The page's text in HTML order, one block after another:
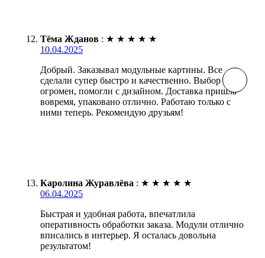
Тёма Жданов : ★ ★ ★ ★ ★
10.04.2025
Добрый. Заказывал модульные картины. Все
сделали супер быстро и качественно. Выбор был
огромен, помогли с дизайном. Доставка пришла
вовремя, упаковано отлично. Работаю только с
ними теперь. Рекомендую друзьям!
Каролина Журавлёва : ★ ★ ★ ★ ★
06.04.2025
Быстрая и удобная работа, впечатлила
оперативность обработки заказа. Модули отлично
вписались в интерьер. Я осталась довольна
результатом!